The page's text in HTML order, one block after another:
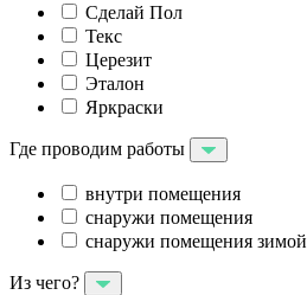
Сделай Пол
Текс
Церезит
Эталон
Яркраски
Где проводим работы
внутри помещения
снаружи помещения
снаружи помещения зимой
Из чего?